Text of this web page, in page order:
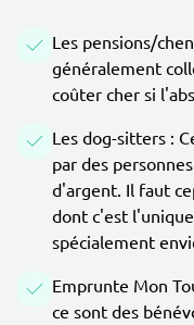
Les pensions/
généralement
coûter cher si
Les dog-sitters :
par des
d'argent. Il faut
dont c'est
spécialement
Emprunte Mon
ce sont des